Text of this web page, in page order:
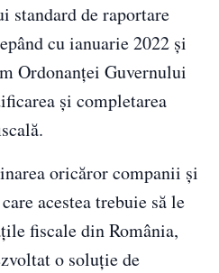
standard de raportare
cu ianuarie 2022 și
Ordonanței Guvernului
și completarea
oricăror companii și
acestea trebuie să le
fiscale din România,
o soluție de